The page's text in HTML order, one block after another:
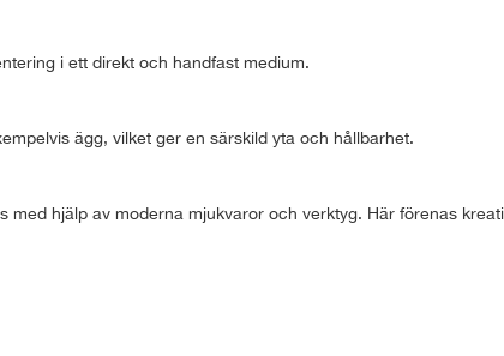
i ett direkt och handfast medium.
ägg, vilket ger en särskild yta och hållbarhet.
med hjälp av moderna mjukvaror och verktyg. Här förenas